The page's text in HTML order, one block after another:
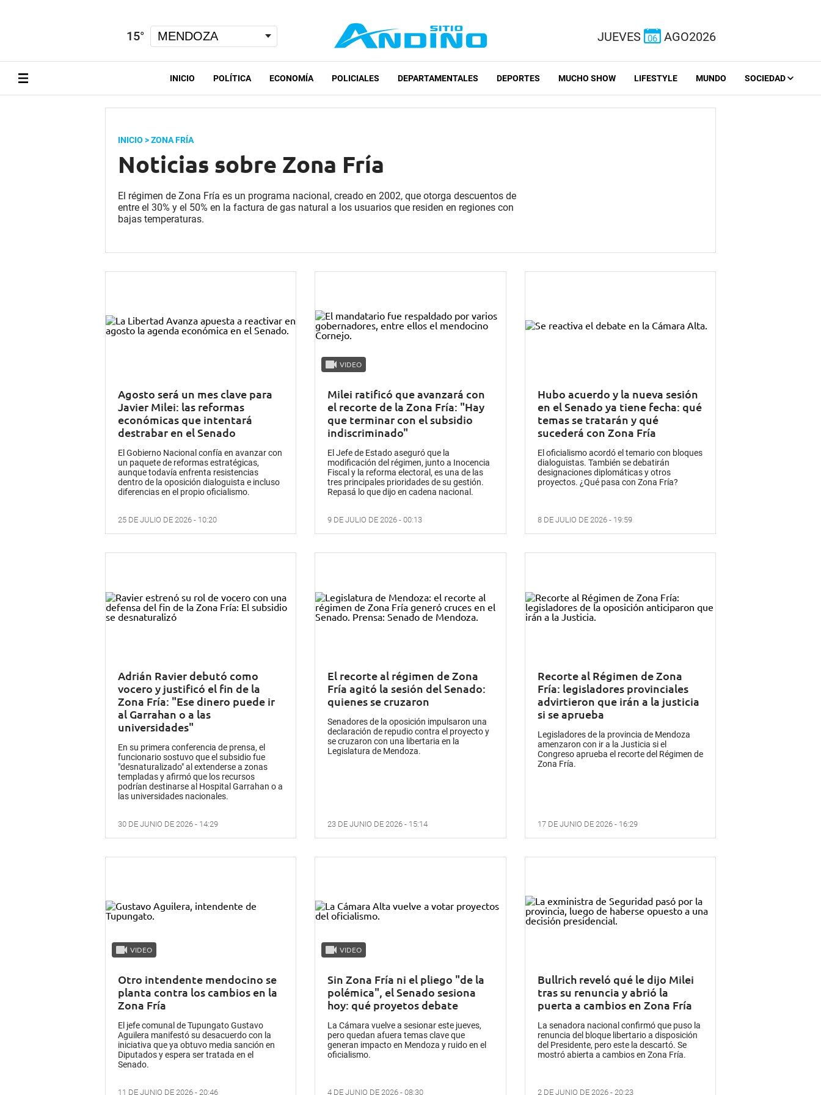
15° JUEVES 06 AGO2026
INICIO POLÍTICA ECONOMÍA POLICIALES DEPARTAMENTALES DEPORTES MUCHO SHOW LIFESTYLE MUNDO SOCIEDAD
INICIO > ZONA FRÍA
Noticias sobre Zona Fría
El régimen de Zona Fría es un programa nacional, creado en 2002, que otorga descuentos de
entre el 30% y el 50% en la factura de gas natural a los usuarios que residen en regiones con
bajas temperaturas.
Agosto será un mes clave para
Javier Milei: las reformas
económicas que intentará
destrabar en el Senado
El Gobierno Nacional confía en avanzar con
un paquete de reformas estratégicas,
aunque todavía enfrenta resistencias
dentro de la oposición dialoguista e incluso
diferencias en el propio oficialismo.
25 DE JULIO DE 2026 - 10:20
VIDEO
Milei ratificó que avanzará con
el recorte de la Zona Fría: "Hay
que terminar con el subsidio
indiscriminado"
El Jefe de Estado aseguró que la
modificación del régimen, junto a Inocencia
Fiscal y la reforma electoral, es una de las
tres principales prioridades de su gestión.
Repasá lo que dijo en cadena nacional.
9 DE JULIO DE 2026 - 00:13
Hubo acuerdo y la nueva sesión
en el Senado ya tiene fecha: qué
temas se tratarán y qué
sucederá con Zona Fría
El oficialismo acordó el temario con bloques
dialoguistas. También se debatirán
designaciones diplomáticas y otros
proyectos. ¿Qué pasa con Zona Fría?
8 DE JULIO DE 2026 - 19:59
Adrián Ravier debutó como
vocero y justificó el fin de la
Zona Fría: "Ese dinero puede ir
al Garrahan o a las
universidades"
En su primera conferencia de prensa, el
funcionario sostuvo que el subsidio fue
"desnaturalizado" al extenderse a zonas
templadas y afirmó que los recursos
podrían destinarse al Hospital Garrahan o a
las universidades nacionales.
30 DE JUNIO DE 2026 - 14:29
El recorte al régimen de Zona
Fría agitó la sesión del Senado:
quienes se cruzaron
Senadores de la oposición impulsaron una
declaración de repudio contra el proyecto y
se cruzaron con una libertaria en la
Legislatura de Mendoza.
23 DE JUNIO DE 2026 - 15:14
Recorte al Régimen de Zona
Fría: legisladores provinciales
advirtieron que irán a la justicia
si se aprueba
Legisladores de la provincia de Mendoza
amenzaron con ir a la Justicia si el
Congreso aprueba el recorte del Régimen de
Zona Fría.
17 DE JUNIO DE 2026 - 16:29
VIDEO
Otro intendente mendocino se
planta contra los cambios en la
Zona Fría
El jefe comunal de Tupungato Gustavo
Aguilera manifestó su desacuerdo con la
iniciativa que ya obtuvo media sanción en
Diputados y espera ser tratada en el
Senado.
11 DE JUNIO DE 2026 - 20:46
VIDEO
Sin Zona Fría ni el pliego "de la
polémica", el Senado sesiona
hoy: qué proyetos debate
La Cámara vuelve a sesionar este jueves,
pero quedan afuera temas clave que
generan impacto en Mendoza y ruido en el
oficialismo.
4 DE JUNIO DE 2026 - 08:30
Bullrich reveló qué le dijo Milei
tras su renuncia y abrió la
puerta a cambios en Zona Fría
La senadora nacional confirmó que puso la
renuncia del bloque libertario a disposición
del Presidente, pero este la descartó. Se
mostró abierta a cambios en Zona Fría.
2 DE JUNIO DE 2026 - 20:23